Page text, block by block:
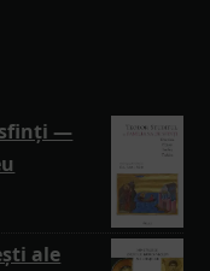
sfinți —
ale